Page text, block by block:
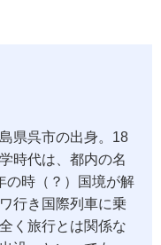
県呉市の出身。18
時代は、都内の名
の時（？）国境が解
行き国際列車に乗
く旅行とは関係な